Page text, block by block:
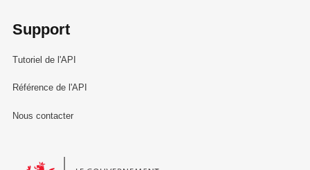
Support
Tutoriel de l'API
Référence de l'API
Nous contacter
Le Gouvernement du Grand-Duché de Luxembourg - Service